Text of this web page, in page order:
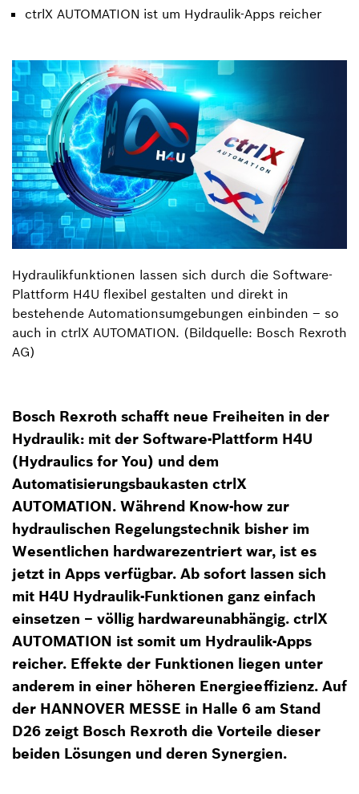
ctrlX AUTOMATION ist um Hydraulik-Apps reicher
Hydraulikfunktionen lassen sich durch die Software-
Plattform H4U flexibel gestalten und direkt in
bestehende Automationsumgebungen einbinden – so
auch in ctrlX AUTOMATION. (Bildquelle: Bosch Rexroth
AG)
Bosch Rexroth schafft neue Freiheiten in der
Hydraulik: mit der Software-Plattform H4U
(Hydraulics for You) und dem
Automatisierungsbaukasten ctrlX
AUTOMATION. Während Know-how zur
hydraulischen Regelungstechnik bisher im
Wesentlichen hardwarezentriert war, ist es
jetzt in Apps verfügbar. Ab sofort lassen sich
mit H4U Hydraulik-Funktionen ganz einfach
einsetzen – völlig hardwareunabhängig. ctrlX
AUTOMATION ist somit um Hydraulik-Apps
reicher. Effekte der Funktionen liegen unter
anderem in einer höheren Energieeffizienz. Auf
der HANNOVER MESSE in Halle 6 am Stand
D26 zeigt Bosch Rexroth die Vorteile dieser
beiden Lösungen und deren Synergien.